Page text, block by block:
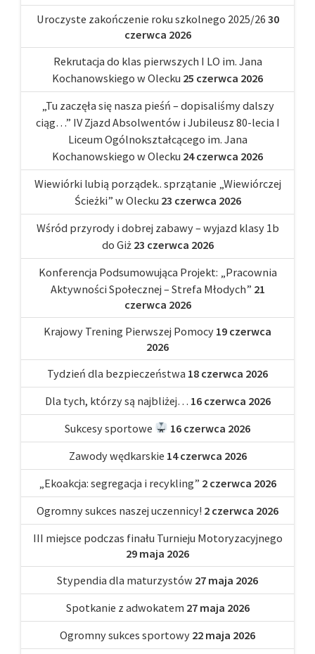
Uroczyste zakończenie roku szkolnego 2025/26 30
czerwca 2026
Rekrutacja do klas pierwszych I LO im. Jana
Kochanowskiego w Olecku 25 czerwca 2026
„Tu zaczęła się nasza pieśń – dopisaliśmy dalszy
ciąg…” IV Zjazd Absolwentów i Jubileusz 80-lecia I
Liceum Ogólnokształcącego im. Jana
Kochanowskiego w Olecku 24 czerwca 2026
Wiewiórki lubią porządek.. sprzątanie „Wiewiórczej
Ścieżki” w Olecku 23 czerwca 2026
Wśród przyrody i dobrej zabawy – wyjazd klasy 1b
do Giż 23 czerwca 2026
Konferencja Podsumowująca Projekt: „Pracownia
Aktywności Społecznej – Strefa Młodych” 21
czerwca 2026
Krajowy Trening Pierwszej Pomocy 19 czerwca
2026
Tydzień dla bezpieczeństwa 18 czerwca 2026
Dla tych, którzy są najbliżej… 16 czerwca 2026
Sukcesy sportowe
16 czerwca 2026
Zawody wędkarskie 14 czerwca 2026
„Ekoakcja: segregacja i recykling” 2 czerwca 2026
Ogromny sukces naszej uczennicy! 2 czerwca 2026
III miejsce podczas finału Turnieju Motoryzacyjnego
29 maja 2026
Stypendia dla maturzystów 27 maja 2026
Spotkanie z adwokatem 27 maja 2026
Ogromny sukces sportowy 22 maja 2026